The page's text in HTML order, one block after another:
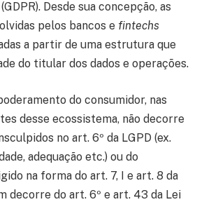
Desde sua concepção, as
pelos bancos e fintechs
a partir de uma estrutura que
do titular dos dados e operações.
do consumidor, nas
desse ecossistema, não decorre
no art. 6º da LGPD (ex.
adequação etc.) ou do
na forma do art. 7, I e art. 8 da
decorre do art. 6º e art. 43 da Lei